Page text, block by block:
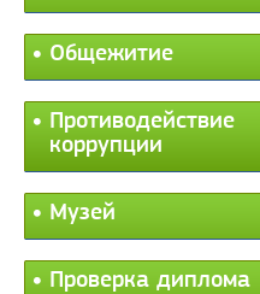
Общежитие
Противодействие
коррупции
Музей
Проверка диплома